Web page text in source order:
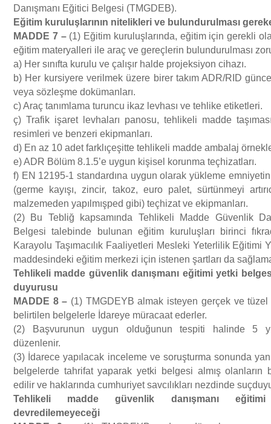
Danışmanı Eğitici Belgesi (TMGDEB).
Eğitim kuruluş larının nitelikleri ve bulundurulması
MADDE 7 –(1) Eğitim kuruluşlarında, eğitim için gerekli
eğitim materyalleri ile araç ve gereçlerin bulundurulması
a) Her sınıfta kurulu ve çalışır halde projeksiyon cihazı.
b) Her kursiyere verilmek üzere birer takım ADR/RID
veya sözleşme dokümanları.
c) Araç tanımlama turuncu ikaz levhası ve tehlike etiketleri.
ç) Trafik işaret levhaları panosu, tehlikeli madde
resimleri ve benzeri ekipmanları.
d) En az 10 adet farklıçeşitte tehlikeli madde ambalaj
e) ADR Bölüm 8.1.5’e uygun kişisel korunma teçhizatları.
f) EN 12195-1 standardına uygun olarak yükleme
(germe kayışı, zincir, takoz, euro palet, sürtünmeyi
malzemeden yapılmışped gibi) teçhizat ve ekipmanları.
(2) Bu Tebliğ kapsamında Tehlikeli Madde Güvenlik
Belgesi talebinde bulunan eğitim kuruluşları birinci
Karayolu Taşımacılık Faaliyetleri Mesleki Yeterlilik Eğitimi
maddesindeki eğitim merkezi için istenen şartları da
Tehlikeli madde güvenlik danışmanı eğitimi yetki
duyurusu
MADDE 8– (1) TMGDEYB almak isteyen gerçek ve tüzel
belirtilen belgelerle İdareye müracaat ederler.
(2) Başvurunun uygun olduğunun tespiti halinde 5
düzenlenir.
(3) İdarece yapılacak inceleme ve soruşturma sonunda
belgelerde tahrifat yaparak yetki belgesi almış
edilir ve haklarında cumhuriyet savcılıkları nezdinde
Tehlikeli madde güvenlik danışmanıeğ
devredilemeyeceği